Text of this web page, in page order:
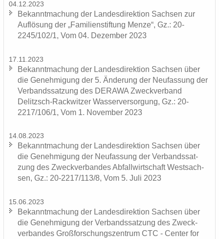
04.12.2023
Be­kannt­ma­chung der Lan­des­di­rek­ti­on Sach­sen zur
Auf­lö­sung der „Fa­mi­li­en­stif­tung Menze“, Gz.: 20-
2245/102/1, Vom 04. De­zem­ber 2023
17.11.2023
Be­kannt­ma­chung der Lan­des­di­rek­ti­on Sach­sen über
die Ge­neh­mi­gung der 5. Än­de­rung der Neu­fas­sung der
Ver­bands­sat­zung des DERA­WA Zweck­ver­band
Delitzsch-​Rackwitzer Was­ser­ver­sor­gung, Gz.: 20-
2217/106/1, Vom 1. No­vem­ber 2023
14.08.2023
Be­kannt­ma­chung der Lan­des­di­rek­ti­on Sach­sen über
die Ge­neh­mi­gung der Neu­fas­sung der Ver­bands­sat­
zung des Zweck­ver­ban­des Ab­fall­wirt­schaft West­sach­
sen, Gz.: 20-2217/113/8, Vom 5. Juli 2023
15.06.2023
Be­kannt­ma­chung der Lan­des­di­rek­ti­on Sach­sen über
die Ge­neh­mi­gung der Ver­bands­sat­zung des Zweck­
ver­ban­des Groß­for­schungs­zen­trum CTC - Cen­ter for